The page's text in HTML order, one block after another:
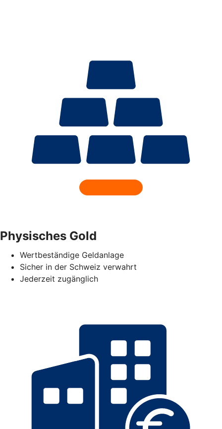
Physisches Gold
Wertbeständige Geldanlage
Sicher in der Schweiz verwahrt
Jederzeit zugänglich